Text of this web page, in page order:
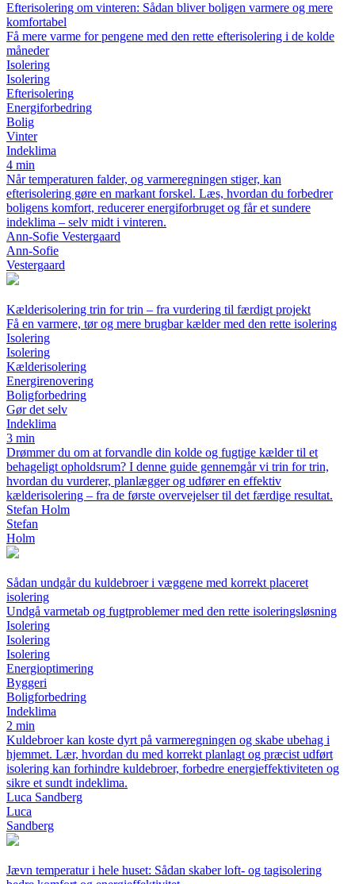
Efterisolering om vinteren: Sådan bliver boligen varmere og mere
komfortabel
Få mere varme for pengene med den rette efterisolering i de kolde
måneder
Isolering
Isolering
Efterisolering
Energiforbedring
Bolig
Vinter
Indeklima
4 min
Når temperaturen falder, og varmeregningen stiger, kan
efterisolering gøre en markant forskel. Læs, hvordan du forbedrer
boligens komfort, reducerer energiforbruget og får et sundere
indeklima – selv midt i vinteren.
Ann-Sofie Vestergaard
Ann-Sofie
Vestergaard
Kælderisolering trin for trin – fra vurdering til færdigt projekt
Få en varmere, tør og mere brugbar kælder med den rette isolering
Isolering
Isolering
Kælderisolering
Energirenovering
Boligforbedring
Gør det selv
Indeklima
3 min
Drømmer du om at forvandle din kolde og fugtige kælder til et
behageligt opholdsrum? I denne guide gennemgår vi trin for trin,
hvordan du vurderer, planlægger og udfører en effektiv
kælderisolering – fra de første overvejelser til det færdige resultat.
Stefan Holm
Stefan
Holm
Sådan undgår du kuldebroer i væggene med korrekt placeret
isolering
Undgå varmetab og fugtproblemer med den rette isoleringsløsning
Isolering
Isolering
Isolering
Energioptimering
Byggeri
Boligforbedring
Indeklima
2 min
Kuldebroer kan koste dyrt på varmeregningen og skabe ubehag i
hjemmet. Lær, hvordan du med korrekt planlagt og præcist udført
isolering kan forhindre kuldebroer, forbedre energieffektiviteten og
sikre et sundt indeklima.
Luca Sandberg
Luca
Sandberg
Jævn temperatur i hele huset: Sådan skaber loft- og tagisolering